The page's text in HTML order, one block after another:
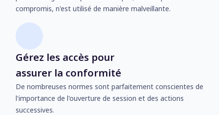
compromis, n'est utilisé de manière malveillante.
Gérez les accès pour
assurer la conformité
De nombreuses normes sont parfaitement conscientes de
l'importance de l'ouverture de session et des actions
successives.